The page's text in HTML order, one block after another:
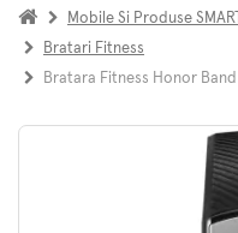
Mobile Si Produse SMART
Bratari Fitness
Bratara Fitness Honor